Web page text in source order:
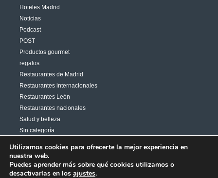
Hoteles Madrid
Noticias
Podcast
POST
Productos gourmet
regalos
Restaurantes de Madrid
Restaurantes internacionales
Restaurantes León
Restaurantes nacionales
Salud y belleza
Sin categoría
Utilizamos cookies para ofrecerte la mejor experiencia en
nuestra web.
Puedes aprender más sobre qué cookies utilizamos o
desactivarlas en los ajustes.